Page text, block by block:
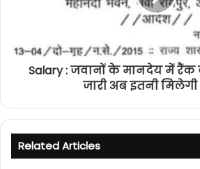
Salary : जवानों के मानदेय में रैंक
जारी अब इतनी
Related Articles